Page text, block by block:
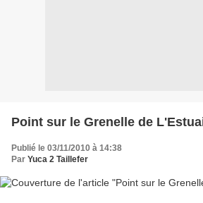
Point sur le Grenelle de
Publié le 03/11/2010 à 14:38
Par Yuca 2 Taillefer